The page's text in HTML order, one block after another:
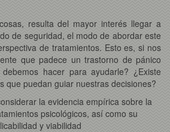
resulta del mayor interés llegar a
de seguridad, el modo de abordar este
de tratamientos. Esto es, si nos
que padece un trastorno de pánico
hacer para ayudarle? ¿Existe
que puedan guiar nuestras decisiones?
la evidencia empírica sobre la
psicológicos, así como su
y viabilidad